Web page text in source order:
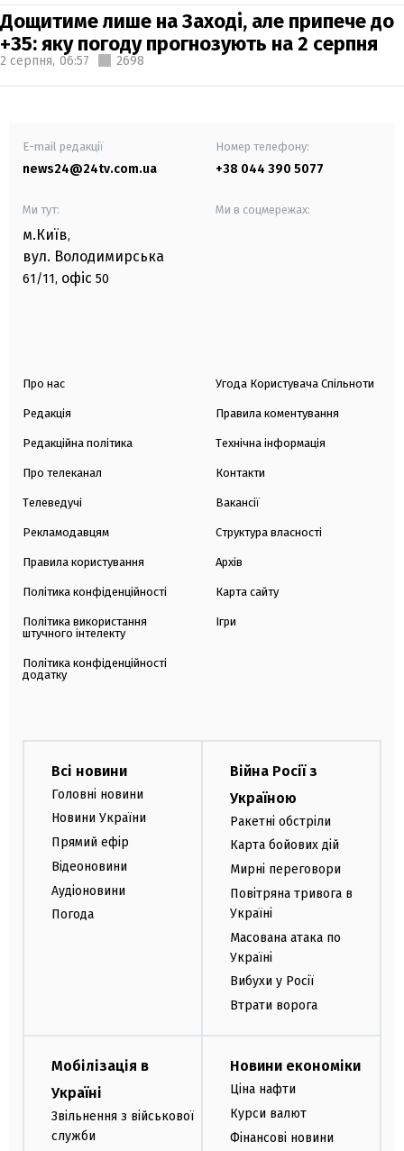
Дощитиме лише на Заході, але припече до
+35: яку погоду прогнозують на 2 серпня
2 серпня, 06:57 2698
E-mail редакції
news24@24tv.com.ua
Номер телефону:
+38 044 390 5077
Ми тут:
м.Київ,
вул. Володимирська
61/11, офіс 50
Ми в соцмережах:
Про нас
Редакція
Редакційна політика
Про телеканал
Телеведучі
Рекламодавцям
Правила користування
Політика конфіденційності
Політика використання
штучного інтелекту
Політика конфіденційності
додатку
Угода Користувача Спільноти
Правила коментування
Технічна інформація
Контакти
Вакансії
Структура власності
Архів
Карта сайту
Ігри
Всі новини
Головні новини
Новини України
Прямий ефір
Відеоновини
Аудіоновини
Погода
Війна Росії з
Україною
Ракетні обстріли
Карта бойових дій
Мирні переговори
Повітряна тривога в
Україні
Масована атака по
Україні
Вибухи у Росії
Втрати ворога
Мобілізація в
Україні
Звільнення з військової
служби
Новини економіки
Ціна нафти
Курси валют
Фінансові новини